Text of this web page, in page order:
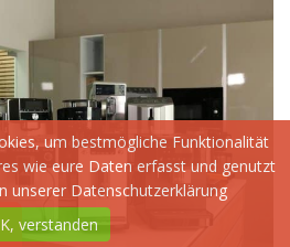
um bestmögliche Funktionalität
wie eure Daten erfasst und genutzt
unserer Datenschutzerklärung
verstanden